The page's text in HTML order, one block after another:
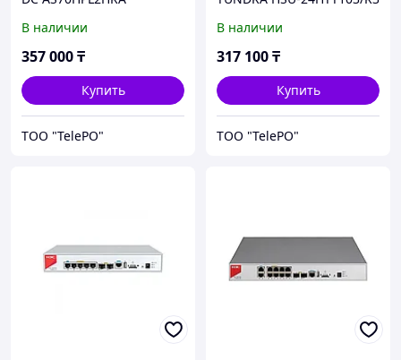
В наличии
357 000₸
Купить
ТОО "TelePO"
В наличии
317 100₸
Купить
ТОО "TelePO"